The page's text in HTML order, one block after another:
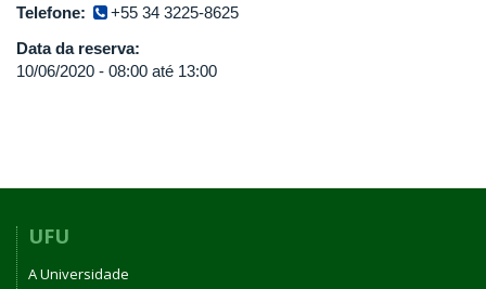
Telefone:
+55 34 3225-8625
Data da reserva:
10/06/2020 - 08:00 até 13:00
UFU
A Universidade